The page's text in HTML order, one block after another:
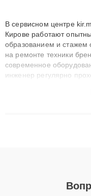
В сервисном центре
Кирове работают
образованием и стажем
на ремонте техники
современное
инженер регулярно
восстанавливать